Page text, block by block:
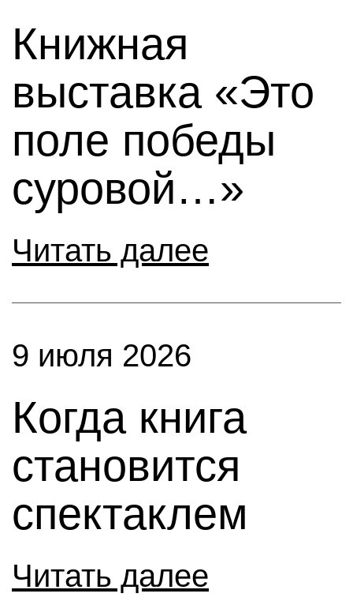
Книжная
выставка «Это
поле победы
суровой…»
Читать далее
9 июля 2026
Когда книга
становится
спектаклем
Читать далее